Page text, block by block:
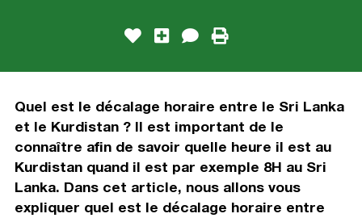
Quel est le décalage horaire entre le Sri Lanka
et le Kurdistan ? Il est important de le
connaître afin de savoir quelle heure il est au
Kurdistan quand il est par exemple 8H au Sri
Lanka. Dans cet article, nous allons vous
expliquer quel est le décalage horaire entre